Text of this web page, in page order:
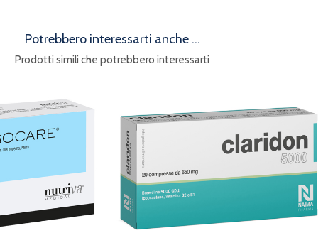
Potrebbero interessarti anche ...
Prodotti simili che potrebbero interessarti